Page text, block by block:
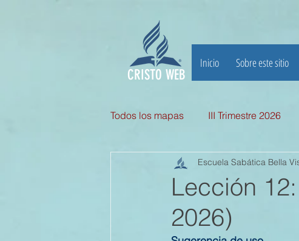
CRISTO WEB
Inicio Sobre este sitio
Todos los mapas III Trimestre 2026
III TRIMESTRE 2025 II Trimestre
II TRIMESTRE 2024
Lección
2026)
Escuela Sabática Bella